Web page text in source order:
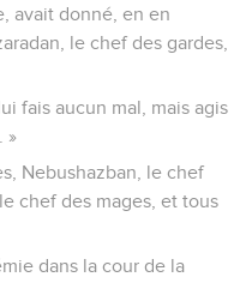
avait donné, en en
le chef des gardes,
fais aucun mal, mais agis
»
Nebushazban, le chef
chef des mages, et tous
dans la cour de la